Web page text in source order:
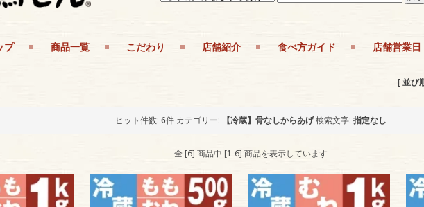
プ 商品一覧 こだわり 店舗紹介 食べ方ガイド 店舗営業日
[ 並び
ヒット件数: 6件 カテゴリー: 【冷蔵】骨なしからあげ 検索文字: 指定なし
全 [6] 商品中 [1-6] 商品を表示しています